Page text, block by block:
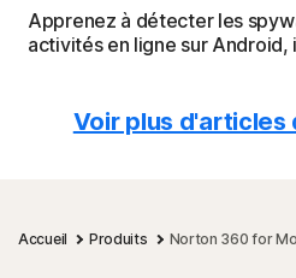
Apprenez à détecter les
activités en ligne sur Android,
Voir plus d'articles
Accueil Produits Norton 360 for